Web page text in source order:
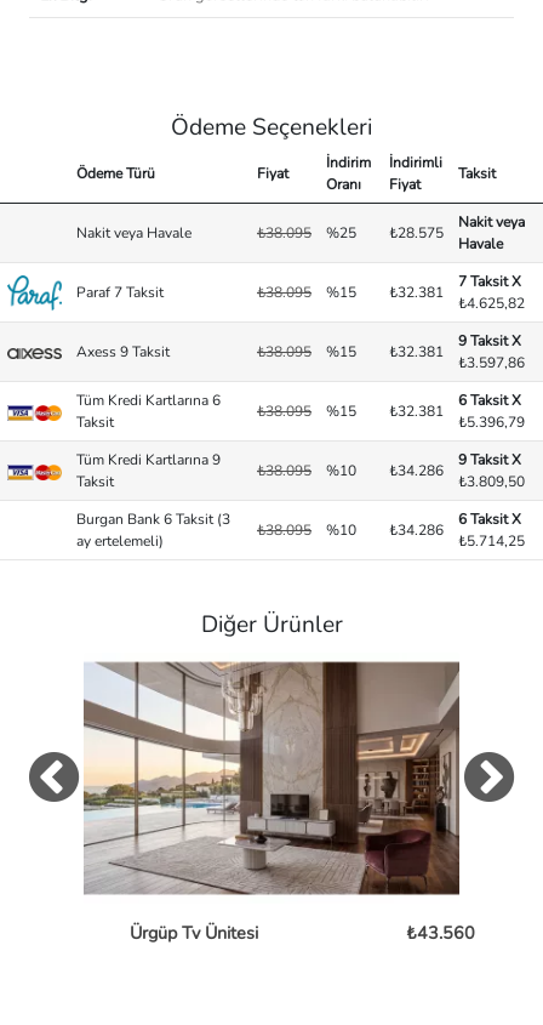
Ödeme Seçenekleri
Ödeme Türü Fiyat
İndirim
Oranı
İndirimli
Fiyat
Taksit
Nakit veya Havale ₺38.095 %25 ₺28.575
Nakit veya
Havale
Paraf 7 Taksit ₺38.095 %15 ₺32.381
7 Taksit X
₺4.625,82
Axess 9 Taksit ₺38.095 %15 ₺32.381
9 Taksit X
₺3.597,86
Tüm Kredi Kartlarına 6
Taksit
₺38.095 %15 ₺32.381
6 Taksit X
₺5.396,79
Tüm Kredi Kartlarına 9
Taksit
₺38.095 %10 ₺34.286
9 Taksit X
₺3.809,50
Burgan Bank 6 Taksit (3
ay ertelemeli)
₺38.095 %10 ₺34.286
6 Taksit X
₺5.714,25
Diğer Ürünler
Ürgüp Tv Ünitesi ₺43.560